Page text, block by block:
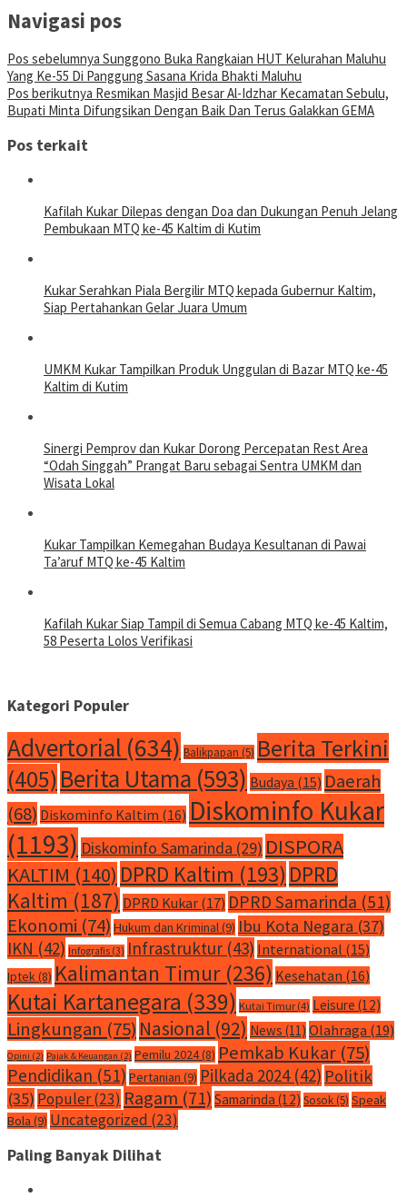
Navigasi pos
Pos sebelumnya Sunggono Buka Rangkaian HUT Kelurahan Maluhu
Yang Ke-55 Di Panggung Sasana Krida Bhakti Maluhu
Pos berikutnya Resmikan Masjid Besar Al-Idzhar Kecamatan Sebulu,
Bupati Minta Difungsikan Dengan Baik Dan Terus Galakkan GEMA
Pos terkait
Kafilah Kukar Dilepas dengan Doa dan Dukungan Penuh Jelang
Pembukaan MTQ ke-45 Kaltim di Kutim
Kukar Serahkan Piala Bergilir MTQ kepada Gubernur Kaltim,
Siap Pertahankan Gelar Juara Umum
UMKM Kukar Tampilkan Produk Unggulan di Bazar MTQ ke-45
Kaltim di Kutim
Sinergi Pemprov dan Kukar Dorong Percepatan Rest Area
“Odah Singgah” Prangat Baru sebagai Sentra UMKM dan
Wisata Lokal
Kukar Tampilkan Kemegahan Budaya Kesultanan di Pawai
Ta’aruf MTQ ke-45 Kaltim
Kafilah Kukar Siap Tampil di Semua Cabang MTQ ke-45 Kaltim,
58 Peserta Lolos Verifikasi
Kategori Populer
Advertorial (634) Balikpapan (5) Berita Terkini
(405)Berita Utama (593) Budaya (15) Daerah
(68) Diskominfo Kaltim (16) Diskominfo Kukar
(1193) Diskominfo Samarinda (29) DISPORA
KALTIM (140) DPRD Kaltim (193) DPRD
Kaltim (187) DPRD Kukar (17) DPRD Samarinda (51)
Ekonomi (74) Hukum dan Kriminal(9) Ibu Kota Negara (37)
IKN (42) Infografis (3) Infrastruktur (43) International (15)
Iptek(8) Kalimantan Timur (236) Kesehatan (16)
Kutai Kartanegara (339) Kutai Timur (4) Leisure (12)
Lingkungan (75) Nasional (92) News (11) Olahraga (19)
Opini (2) Pajak & Keuangan (2) Pemilu 2024(8) Pemkab Kukar (75)
Pendidikan (51) Pertanian (9) Pilkada 2024(42) Politik
(35) Populer(23) Ragam (71) Samarinda (12) Sosok(5) Speak
Bola (9) Uncategorized (23)
Paling Banyak Dilihat